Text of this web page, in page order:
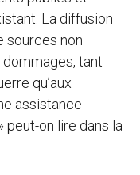
La diffusion
sources non
tant
qu’aux
assistance
peut-on lire dans la